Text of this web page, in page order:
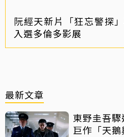
阮經天新片「狂忘警探
入選多倫多影展
最新文章
東野圭吾
巨作「天